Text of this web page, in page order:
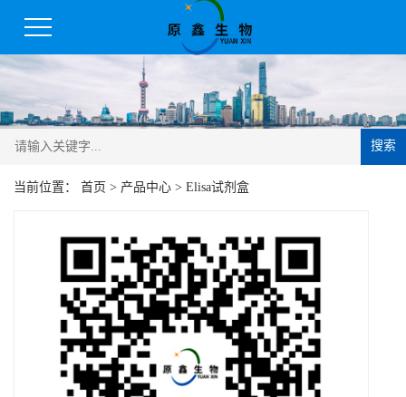
搜索
当前位置： 首页 > 产品中心 > Elisa试剂盒